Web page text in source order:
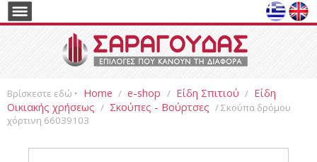
Βρίσκεστε εδώ ‣ Home / e-shop / Είδη Σπιτιού / Είδη
Οικιακής χρήσεως / Σκούπες - Βούρτσες / Σκούπα δρόμου
χόρτινη 66039103